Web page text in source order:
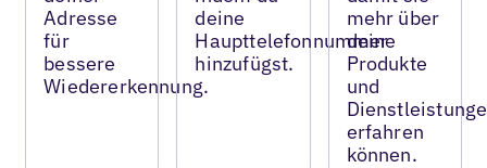
Adresse
für
bessere
Wiedererkennung.
deine
Haupttelefonnummer
hinzufügst.
mehr über
deine
Produkte
und
erfahren
können.